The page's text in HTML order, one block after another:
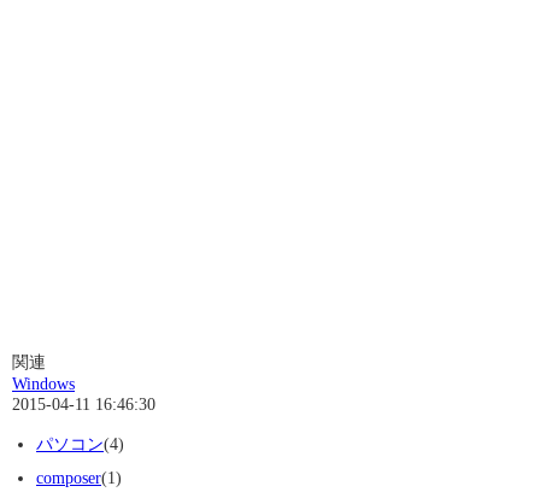
関連
Windows
2015-04-11 16:46:30
パソコン(4)
composer(1)